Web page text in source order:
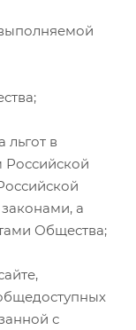
льгот в
Российской
а
Общества;
с